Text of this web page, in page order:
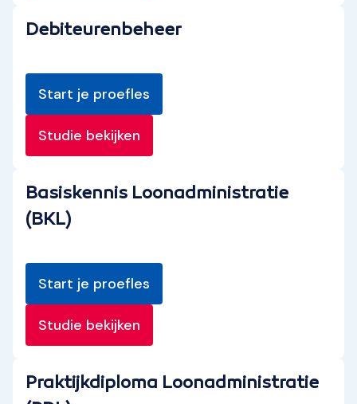
Debiteurenbeheer
Start je proefles
Studie bekijken
Basiskennis Loonadministratie
(BKL)
Start je proefles
Studie bekijken
Praktijkdiploma Loonadministratie